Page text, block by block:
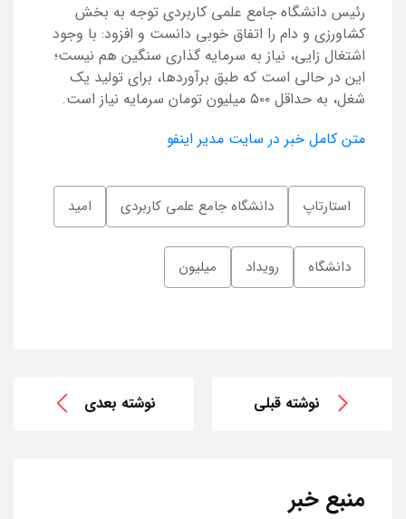
رئیس دانشگاه جامع علمی کاربردی توجه به بخش
کشاورزی و دام را اتفاق خوبی دانست و افزود: با وجود
اشتغال زایی، نیاز به سرمایه گذاری سنگین هم نیست؛
این در حالی است که طبق برآوردها، برای تولید یک
شغل، به حداقل ۵۰۰ میلیون تومان سرمایه نیاز است.
متن کامل خبر در سایت مدیر اینفو
استارتاپ دانشگاه جامع علمی کاربردی امید
دانشگاه رویداد میلیون
نوشته قبلی نوشته بعدی
منبع خبر